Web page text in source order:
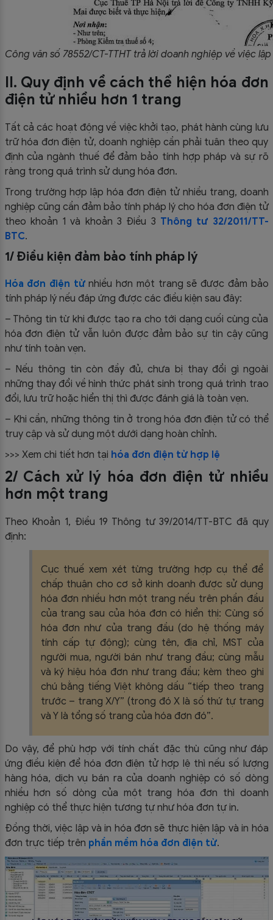
Công văn số 78552/CT-TTHT trả lời doanh nghiệp về việc
II. Quy định về cách thể hiện hóa đơn
điện tử nhiều hơn 1 trang
Tất cả các hoạt động về việc khởi tạo, phát hành cùng lưu
trữ hóa đơn điện tử, doanh nghiệp cần phải tuân theo quy
định của ngành thuế để đảm bảo tính hợp pháp và sự rõ
ràng trong quá trình sử dụng hóa đơn.
Trong trường hợp lập hóa đơn điện tử nhiều trang, doanh
nghiệp cũng cần đảm bảo tính pháp lý cho hóa đơn điện tử
theo khoản 1 và khoản 3 Điều 3 Thông tư 32/2011/TT-
BTC.
1/ Điều kiện đảm bảo tính pháp lý
Hóa đơn điện tửnhiều hơn một trang sẽ được đảm bảo
tính pháp lý nếu đáp ứng được các điều kiện sau đây:
– Thông tin từ khi được tạo ra cho tới dạng cuối cùng của
hóa đơn điện tử vẫn luôn được đảm bảo sự tin cậy cũng
như tính toàn vẹn.
– Nếu thông tin còn đầy đủ, chưa bị thay đổi gì ngoài
những thay đổi về hình thức phát sinh trong quá trình trao
đổi, lưu trữ hoặc hiển thị thì được đánh giá là toàn vẹn.
– Khi cần, những thông tin ở trong hóa đơn điện tử có thể
truy cập và sử dụng một dưới dạng hoàn chỉnh.
>>> Xem chi tiết hơn tại hóa đơn điện tử hợp lệ
2/ Cách xử lý hóa đơn điện tử nhiều
hơn một trang
Theo Khoản 1, Điều 19 Thông tư 39/2014/TT-BTC đã quy
định:
Cục thuế xem xét từng trường hợp cụ thể để
chấp thuận cho cơ sở kinh doanh được sử dụng
hóa đơn nhiều hơn một trang nếu trên phần đầu
của trang sau của hóa đơn có hiển thị: Cùng số
hóa đơn như của trang đầu (do hệ thống máy
tính cấp tự động); cùng tên, địa chỉ, MST của
người mua, người bán như trang đầu; cùng mẫu
và ký hiệu hóa đơn như trang đầu; kèm theo ghi
chú bằng tiếng Việt không dấu “tiếp theo trang
trước – trang X/Y” (trong đó X là số thứ tự trang
và Y là tổng số trang của hóa đơn đó”.
Do vậy, để phù hợp với tính chất đặc thù cũng như đáp
ứng điều kiện để hóa đơn điện tử hợp lệ thì nếu số lượng
hàng hóa, dịch vụ bán ra của doanh nghiệp có số dòng
nhiều hơn số dòng của một trang hóa đơn thì doanh
nghiệp có thể thực hiện tương tự như hóa đơn tự in.
Đồng thời, việc lập và in hóa đơn sẽ thực hiện lập và in hóa
đơn trực tiếp trên phần mềm hóa đơn điện tử.